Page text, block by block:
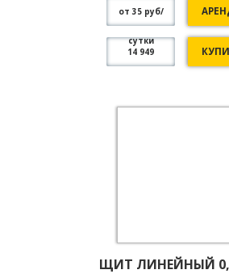
от 35 руб/
сутки
14 949
ЩИТ ЛИНЕЙНЫЙ